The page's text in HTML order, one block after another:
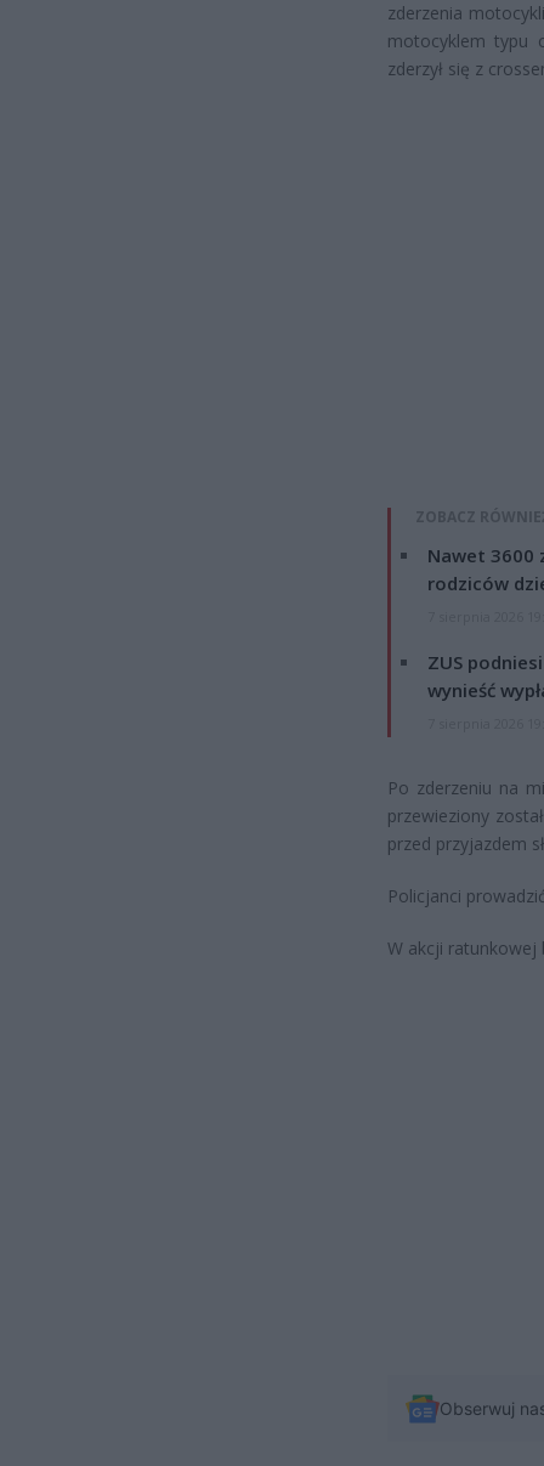
zderzenia
motocyklem typu
zderzył się z
ZOBACZ
Nawet 3600
rodziców
ZUS
wynieść
Po zderzeniu na
przewieziony
przed przyjazdem
Policjanci
W akcji ratunkowej
Obserwuj